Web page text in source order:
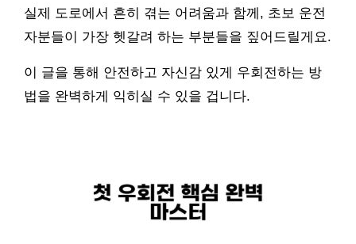
실제 도로에서 흔히 겪는 어려움과 함께, 초보 운전
자분들이 가장 헷갈려 하는 부분들을 짚어드릴게요.
이 글을 통해 안전하고 자신감 있게 우회전하는 방
법을 완벽하게 익히실 수 있을 겁니다.